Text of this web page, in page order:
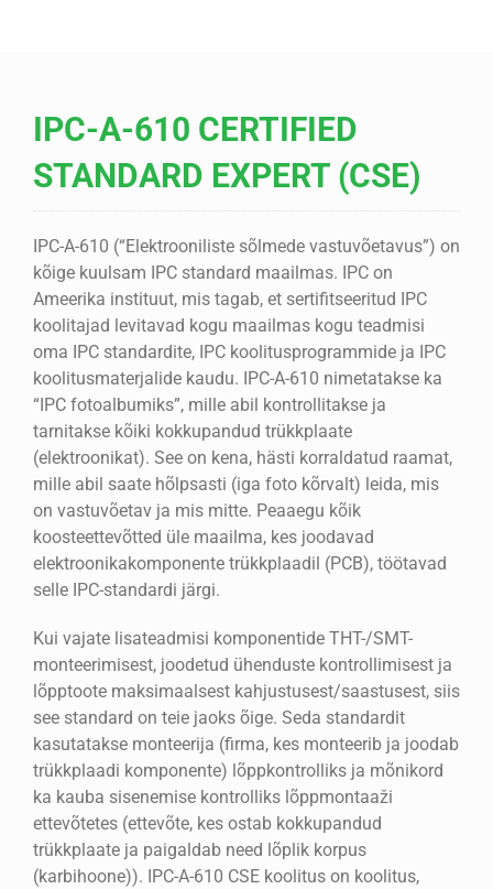
IPC-A-610 CERTIFIED
STANDARD EXPERT (CSE)
IPC-A-610 (“Elektrooniliste sõlmede vastuvõetavus”) on
kõige kuulsam IPC standard maailmas. IPC on
Ameerika instituut, mis tagab, et sertifitseeritud IPC
koolitajad levitavad kogu maailmas kogu teadmisi
oma IPC standardite, IPC koolitusprogrammide ja IPC
koolitusmaterjalide kaudu. IPC-A-610 nimetatakse ka
“IPC fotoalbumiks”, mille abil kontrollitakse ja
tarnitakse kõiki kokkupandud trükkplaate
(elektroonikat). See on kena, hästi korraldatud raamat,
mille abil saate hõlpsasti (iga foto kõrvalt) leida, mis
on vastuvõetav ja mis mitte. Peaaegu kõik
koosteettevõtted üle maailma, kes joodavad
elektroonikakomponente trükkplaadil (PCB), töötavad
selle IPC-standardi järgi.
Kui vajate lisateadmisi komponentide THT-/SMT-
monteerimisest, joodetud ühenduste kontrollimisest ja
lõpptoote maksimaalsest kahjustusest/saastusest, siis
see standard on teie jaoks õige. Seda standardit
kasutatakse monteerija (firma, kes monteerib ja joodab
trükkplaadi komponente) lõppkontrolliks ja mõnikord
ka kauba sisenemise kontrolliks lõppmontaaži
ettevõtetes (ettevõte, kes ostab kokkupandud
trükkplaate ja paigaldab need lõplik korpus
(karbihoone)). IPC-A-610 CSE koolitus on koolitus,